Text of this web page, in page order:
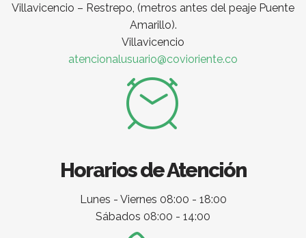
Villavicencio – Restrepo, (metros antes del peaje Puente
Amarillo).
Villavicencio
atencionalusuario@covioriente.co
Horarios de Atención
Lunes - Viernes 08:00 - 18:00
Sábados 08:00 - 14:00